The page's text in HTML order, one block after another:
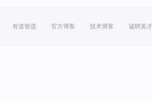
有道智选 官方博客 技术博客 诚聘英才